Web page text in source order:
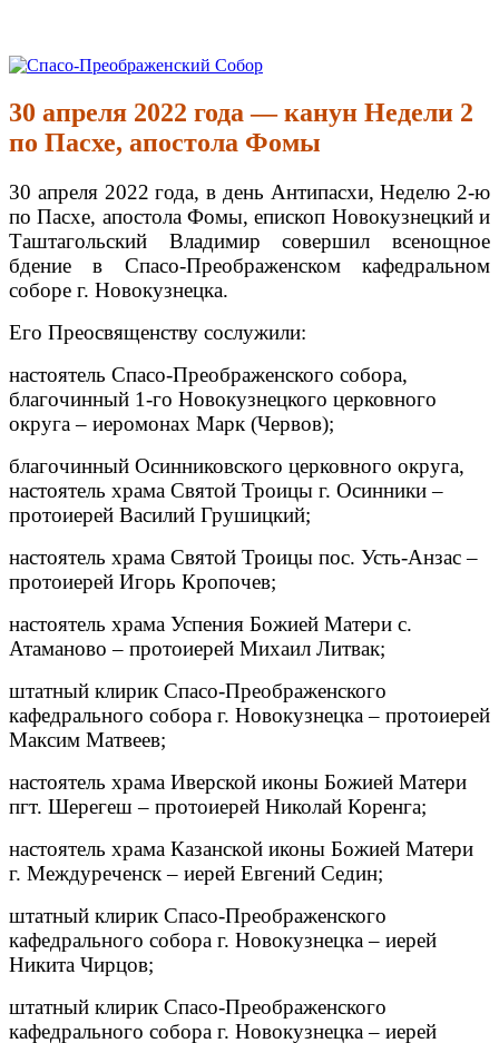
Перейти
содержимому
Спасо-Преображенский Собор
Спасо-Преображенский кафедральный Собор Новокузнецк
30 апреля 2022 года — канун Недели 2
по Пасхе, апостола Фомы
30 апреля 2022 года, в день Антипасхи, Неделю 2-ю
по Пасхе, апостола Фомы, епископ Новокузнецкий и
Таштагольский Владимир совершил всенощное
бдение в Спасо-Преображенском кафедральном
соборе г. Новокузнецка.
Его Преосвященству сослужили:
настоятель Спасо-Преображенского собора,
благочинный 1-го Новокузнецкого церковного
округа – иеромонах Марк (Червов);
благочинный Осинниковского церковного округа,
настоятель храма Святой Троицы г. Осинники –
протоиерей Василий Грушицкий;
настоятель храма Святой Троицы пос. Усть-Анзас –
протоиерей Игорь Кропочев;
настоятель храма Успения Божией Матери с.
Атаманово – протоиерей Михаил Литвак;
штатный клирик Спасо-Преображенского
кафедрального собора г. Новокузнецка – протоиерей
Максим Матвеев;
настоятель храма Иверской иконы Божией Матери
пгт. Шерегеш – протоиерей Николай Коренга;
настоятель храма Казанской иконы Божией Матери
г. Междуреченск – иерей Евгений Седин;
штатный клирик Спасо-Преображенского
кафедрального собора г. Новокузнецка – иерей
Никита Чирцов;
штатный клирик Спасо-Преображенского
кафедрального собора г. Новокузнецка – иерей